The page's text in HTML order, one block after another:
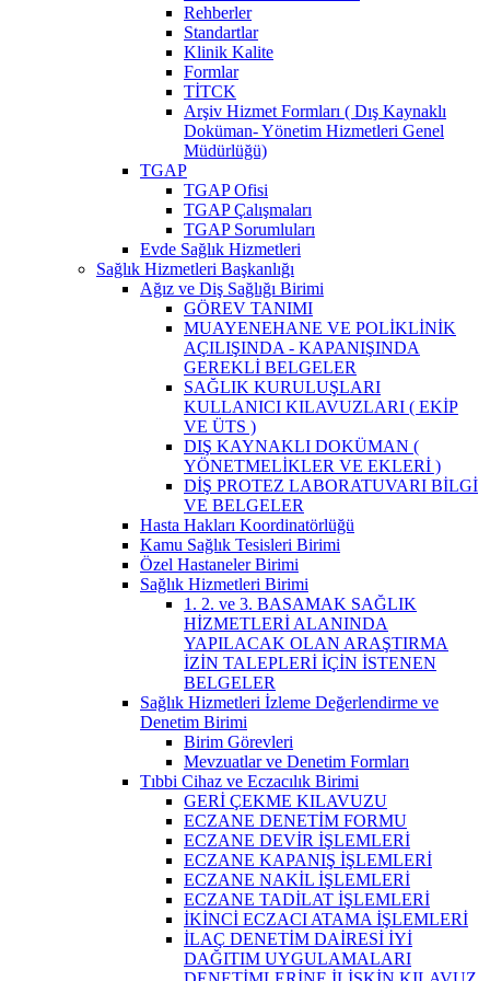
Rehberler
Standartlar
Klinik Kalite
Formlar
TİTCK
Arşiv Hizmet Formları ( Dış Kaynaklı
Doküman- Yönetim Hizmetleri Genel
Müdürlüğü)
TGAP
TGAP Ofisi
TGAP Çalışmaları
TGAP Sorumluları
Evde Sağlık Hizmetleri
Sağlık Hizmetleri Başkanlığı
Ağız ve Diş Sağlığı Birimi
GÖREV TANIMI
MUAYENEHANE VE POLİKLİNİK
AÇILIŞINDA - KAPANIŞINDA
GEREKLİ BELGELER
SAĞLIK KURULUŞLARI
KULLANICI KILAVUZLARI ( EKİP
VE ÜTS )
DIŞ KAYNAKLI DOKÜMAN (
YÖNETMELİKLER VE EKLERİ )
DİŞ PROTEZ LABORATUVARI BİLGİ
VE BELGELER
Hasta Hakları Koordinatörlüğü
Kamu Sağlık Tesisleri Birimi
Özel Hastaneler Birimi
Sağlık Hizmetleri Birimi
1. 2. ve 3. BASAMAK SAĞLIK
HİZMETLERİ ALANINDA
YAPILACAK OLAN ARAŞTIRMA
İZİN TALEPLERİ İÇİN İSTENEN
BELGELER
Sağlık Hizmetleri İzleme Değerlendirme ve
Denetim Birimi
Birim Görevleri
Mevzuatlar ve Denetim Formları
Tıbbi Cihaz ve Eczacılık Birimi
GERİ ÇEKME KILAVUZU
ECZANE DENETİM FORMU
ECZANE DEVİR İŞLEMLERİ
ECZANE KAPANIŞ İŞLEMLERİ
ECZANE NAKİL İŞLEMLERİ
ECZANE TADİLAT İŞLEMLERİ
İKİNCİ ECZACI ATAMA İŞLEMLERİ
İLAÇ DENETİM DAİRESİ İYİ
DAĞITIM UYGULAMALARI